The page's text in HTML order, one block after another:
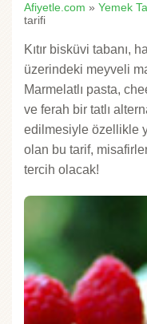
Afiyetle.com » Yemek
tarifi
Kıtır bisküvi tabanı,
üzerindeki meyveli
Marmelatlı pasta,
ve ferah bir tatlı
edilmesiyle özellikle
olan bu tarif,
tercih olacak!